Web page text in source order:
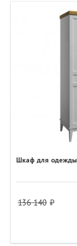
Шкаф для
136 140